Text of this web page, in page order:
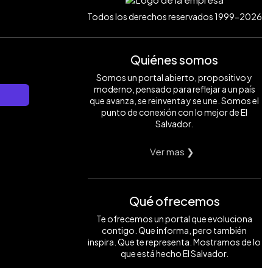
Todos los derechos reservados 1999-2026
Quiénes somos
Somos un portal abierto, propositivo y
moderno, pensado para reflejar a un país
que avanza, se reinventa y se une. Somos el
punto de conexión con lo mejor de El
Salvador.
Ver mas ❯
Qué ofrecemos
Te ofrecemos un portal que evoluciona
contigo. Que informa, pero también
inspira. Que te representa. Mostramos de lo
que está hecho El Salvador.